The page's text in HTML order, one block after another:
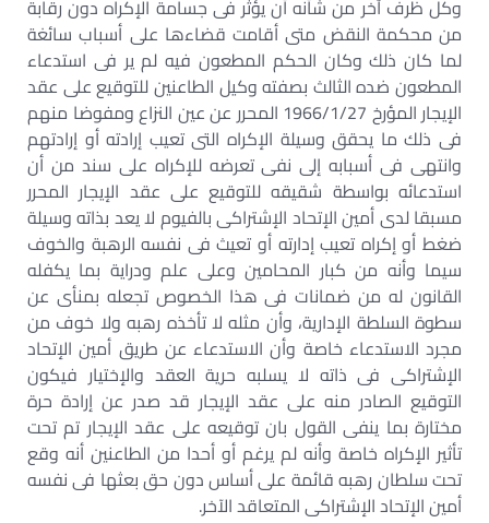
وكل ظرف آخر من شأنه أن يؤثر فى جسامة الإكراه دون رقابة
من محكمة النقض متى أقامت قضاءها على أسباب سائغة
لما كان ذلك وكان الحكم المطعون فيه لم ير فى استدعاء
المطعون ضده الثالث بصفته وكيل الطاعنين للتوقيع على عقد
الإيجار المؤرخ 1966/1/27 المحرر عن عين النزاع ومفوضا منهم
فى ذلك ما يحقق وسيلة الإكراه التى تعيب إرادته أو إرادتهم
وانتهى فى أسبابه إلى نفى تعرضه للإكراه على سند من أن
استدعائه بواسطة شقيقه للتوقيع على عقد الإيجار المحرر
مسبقا لدى أمين الإتحاد الإشتراكى بالفيوم لا يعد بذاته وسيلة
ضغط أو إكراه تعيب إدارته أو تعيث فى نفسه الرهبة والخوف
سيما وأنه من كبار المحامين وعلى علم ودراية بما يكفله
القانون له من ضمانات فى هذا الخصوص تجعله بمنأى عن
سطوة السلطة الإدارية، وأن مثله لا تأخذه رهبه ولا خوف من
مجرد الاستدعاء خاصة وأن الاستدعاء عن طريق أمين الإتحاد
الإشتراكى فى ذاته لا يسلبه حرية العقد والإختيار فيكون
التوقيع الصادر منه على عقد الإيجار قد صدر عن إرادة حرة
مختارة بما ينفى القول بان توقيعه على عقد الإيجار تم تحت
تأثير الإكراه خاصة وأنه لم يرغم أو أحدا من الطاعنين أنه وقع
تحت سلطان رهبه قائمة على أساس دون حق بعثها فى نفسه
أمين الإتحاد الإشتراكى المتعاقد الآخر.